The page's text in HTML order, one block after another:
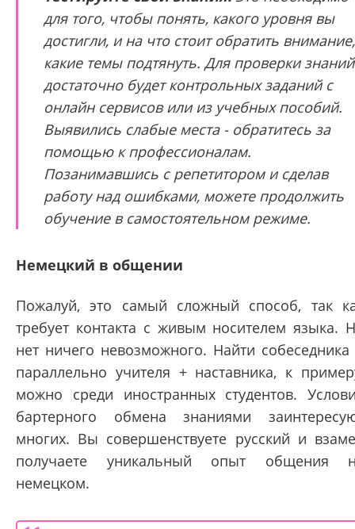
для того, чтобы понять, какого уровня вы
достигли, и на что стоит обратить внимание,
какие темы подтянуть. Для проверки знаний
достаточно будет контрольных заданий с
онлайн сервисов или из учебных пособий.
Выявились слабые места - обратитесь за
помощью к профессионалам.
Позанимавшись с репетитором и сделав
работу над ошибками, можете продолжить
обучение в самостоятельном режиме.
Немецкий в общении
Пожалуй, это самый сложный способ, так
требует контакта с живым носителем языка.
нет ничего невозможного. Найти
параллельно учителя + наставника, к
можно среди иностранных студентов.
бартерного обмена знаниями
многих. Вы совершенствуете русский и
получаете уникальный опыт общения
немецком.